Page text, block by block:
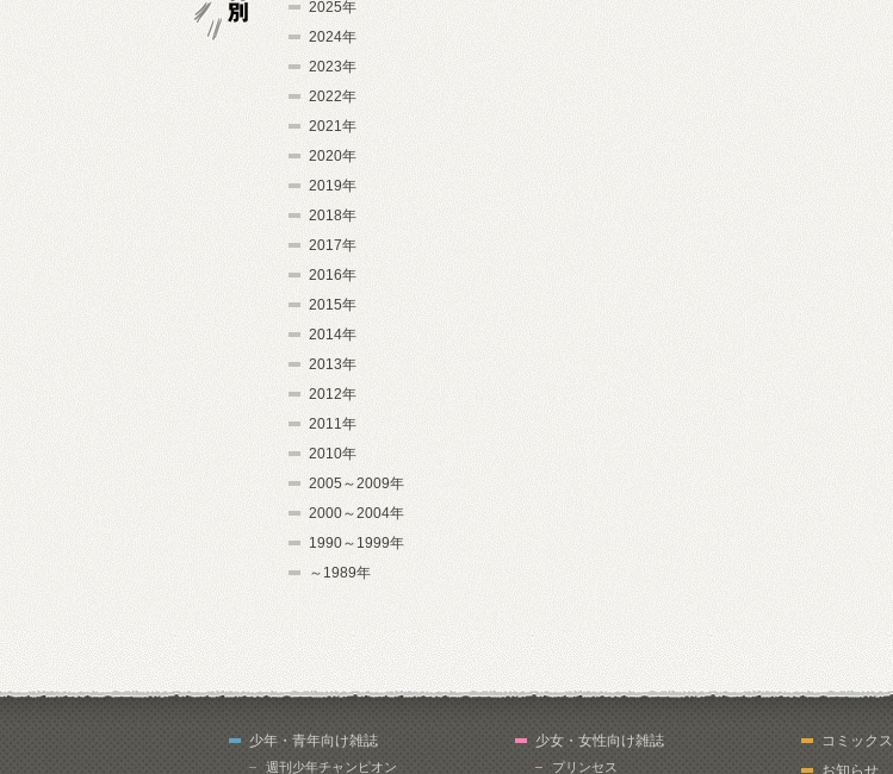
2025年
2024年
2023年
2022年
2021年
2020年
2019年
2018年
2017年
2016年
2015年
2014年
2013年
2012年
2011年
2010年
2005～2009年
2000～2004年
1990～1999年
～1989年
少年・青年向け雑誌
週刊少年チャンピオン
少女・女性向け雑誌
プリンセス
コミックス
お知らせ